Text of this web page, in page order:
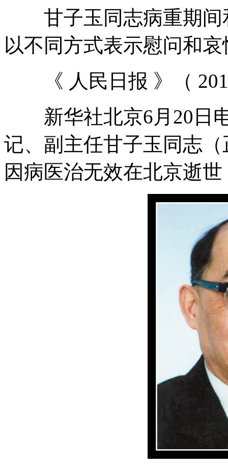
甘子玉同志病重期间
以不同方式表示慰问和哀
《 人民日报 》（
新华社北京6月20日
记、副主任甘子玉同志
因病医治无效在北京逝